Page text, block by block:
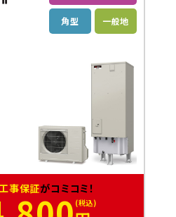
角型 一般地
事保証がコミコミ！